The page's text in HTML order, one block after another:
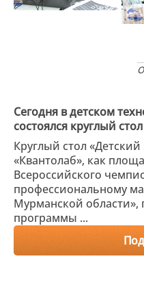
Сегодня в детском
состоялся круглый стол
Круглый стол
«Квантолаб», как
Всероссийского
профессиональному
Мурманской
программы ...